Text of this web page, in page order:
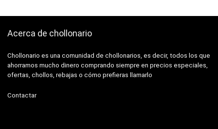
Acerca de chollonario
Chollonario es una comunidad de chollonarios, es decir, todos los que
ahorramos mucho dinero comprando siempre en precios especiales,
ofertas, chollos, rebajas o cómo prefieras llamarlo
Contactar